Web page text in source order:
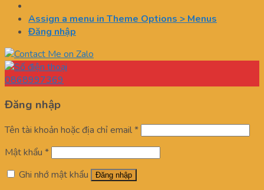
Assign a menu in Theme Options > Menus
Đăng nhập
0868997369
Đăng nhập
Tên tài khoản hoặc địa chỉ email*
Mật khẩu *
Ghi nhớ mật khẩu
Đăng nhập